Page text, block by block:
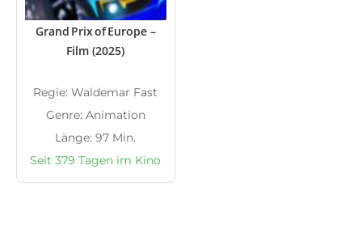
Grand Prix of Europe –
Film (2025)
Regie: Waldemar Fast
Genre: Animation
Länge: 97 Min.
Seit 379 Tagen im Kino